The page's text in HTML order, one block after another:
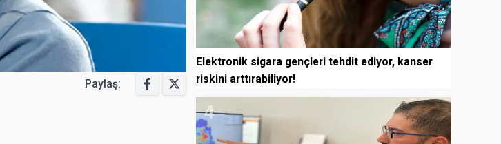
Paylaş:
Elektronik sigara gençleri tehdit ediyor, kanser
riskini arttırabiliyor!
4